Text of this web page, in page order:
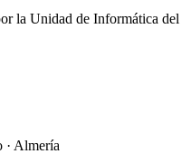
la Unidad de Informática del
· Almería